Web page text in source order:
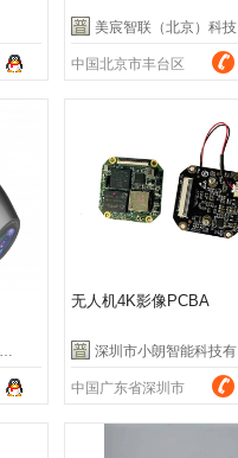
美宸智联（北京）科技有限公司
中国北京市丰台区
无人机4K影像PCBA
深圳市小朗智能科技有限公司
中国广东省深圳市